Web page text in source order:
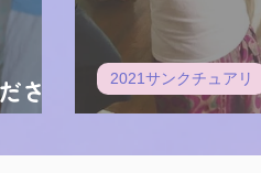
さ
身体は愛に溢
2021サンクチュアリ